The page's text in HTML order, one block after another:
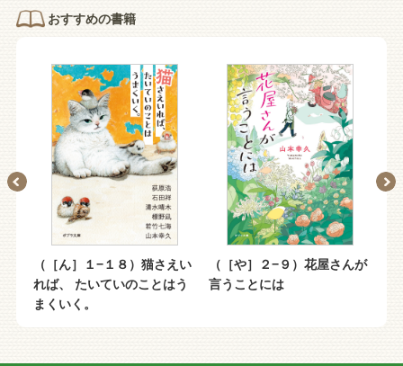
おすすめの書籍
（［ん］１−１８）猫さえい
れば、 たいていのことはう
まくいく。
（［や］２−９）花屋さんが
言うことには